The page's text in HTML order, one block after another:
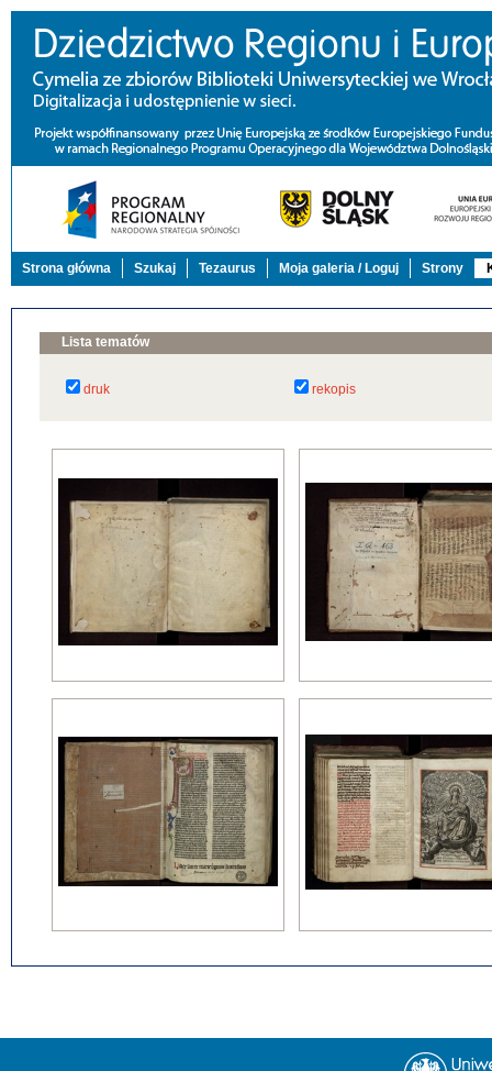
Strona główna Szukaj Tezaurus Moja galeria / Loguj Strony
Lista tematów
druk rekopis